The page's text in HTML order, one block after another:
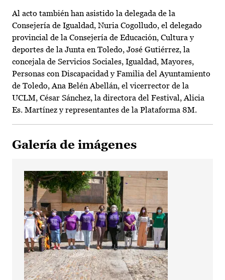
Al acto también han asistido la delegada de la
Consejería de Igualdad, Nuria Cogolludo, el delegado
provincial de la Consejería de Educación, Cultura y
deportes de la Junta en Toledo, José Gutiérrez, la
concejala de Servicios Sociales, Igualdad, Mayores,
Personas con Discapacidad y Familia del Ayuntamiento
de Toledo, Ana Belén Abellán, el vicerrector de la
UCLM, César Sánchez, la directora del Festival, Alicia
Es. Martínez y representantes de la Plataforma 8M.
Galería de imágenes